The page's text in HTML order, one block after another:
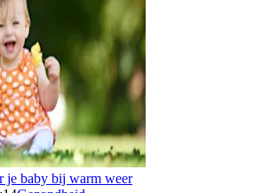
je baby bij warm weer